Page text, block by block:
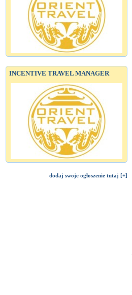
INCENTIVE TRAVEL MANAGER
dodaj swoje ogłoszenie tutaj [+]